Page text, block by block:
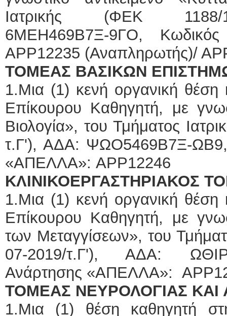
Ιατρικής (ΦΕΚ 1188/
6ΜΕΗ469Β7Ξ-9ΓΟ,
APP12235 (Αναπληρωτής)/
ΤΟΜΕΑΣ ΒΑΣΙΚΩΝ
1.Μια (1) κενή οργανική θέση
Επίκουρου Καθηγητή, με
Βιολογία», του Τμήματος
τ.Γ'), ΑΔΑ: ΨΩΟ5469Β7Ξ-
«ΑΠΕΛΛΑ»: APP12246
ΚΛΙΝΙΚΟΕΡΓΑΣΤΗΡΙΑΚΟΣ
1.Μια (1) κενή οργανική θέση
Επίκουρου Καθηγητή, με
των Μεταγγίσεων», του
07-2019/τ.Γ'), ΑΔΑ:
Ανάρτησης «ΑΠΕΛΛΑ»:
ΤΟΜΕΑΣ ΝΕΥΡΟΛΟΓΙΑΣ
1.Μια (1) θέση καθηγητή